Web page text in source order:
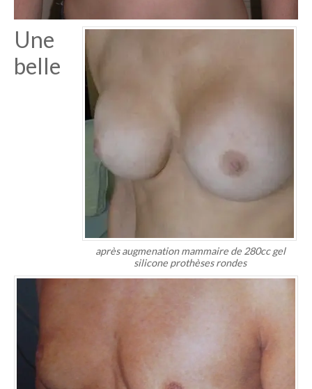
après augmenation mammaire de 280cc gel
silicone prothèses rondes
Une
belle